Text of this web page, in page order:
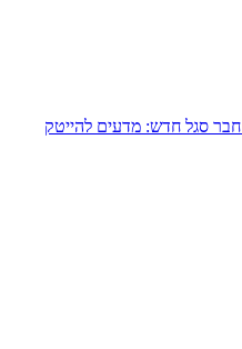
חבר סגל חדש: מדעים להייטק